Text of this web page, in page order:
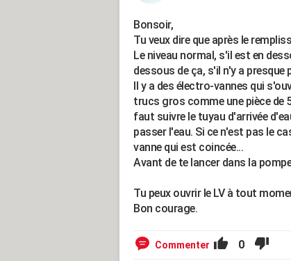
Bonsoir,
Tu veux dire que après le
Le niveau normal, s'il est en
dessous de ça, s'il n'y a presque
Il y a des électro-vannes qui
trucs gros comme une pièce de
faut suivre le tuyau d'arrivée
passer l'eau. Si ce n'est pas le
vanne qui est coincée...
Avant de te lancer dans la
Tu peux ouvrir le LV à tout
Bon courage.
Commenter 0